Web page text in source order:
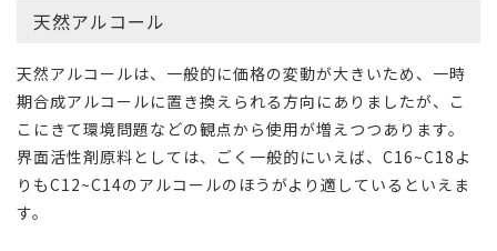
天然アルコール
天然アルコールは、一般的に価格の変動が大きいため、一時
期合成アルコールに置き換えられる方向にありましたが、こ
こにきて環境問題などの観点から使用が増えつつあります。
界面活性剤原料としては、ごく一般的にいえば、C16~C18よ
りもC12~C14のアルコールのほうがより適しているといえま
す。